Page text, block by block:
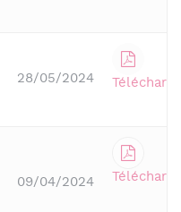
28/05/2024
09/04/2024